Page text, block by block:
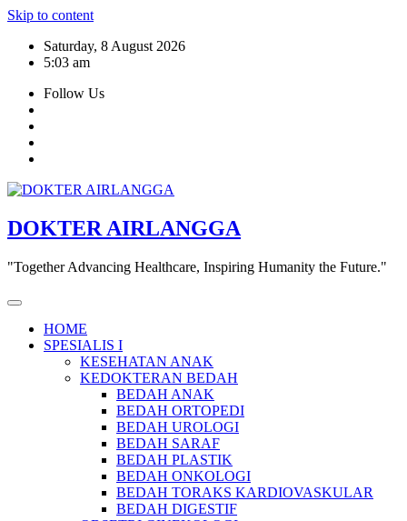
Skip to content
Saturday, 8 August 2026
5:03 am
Follow Us
DOKTER AIRLANGGA
"Together Advancing Healthcare, Inspiring Humanity the Future."
HOME
SPESIALIS I
KESEHATAN ANAK
KEDOKTERAN BEDAH
BEDAH ANAK
BEDAH ORTOPEDI
BEDAH UROLOGI
BEDAH SARAF
BEDAH PLASTIK
BEDAH ONKOLOGI
BEDAH TORAKS KARDIOVASKULAR
BEDAH DIGESTIF